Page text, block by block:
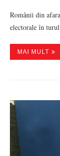
Românii din
electorale în
MAI MULT